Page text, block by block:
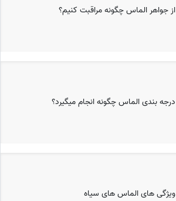
از جواهر الماس چگونه مراقبت کنیم؟
درجه بندی الماس چگونه انجام میگیرد؟
ویژگی های الماس های سیاه